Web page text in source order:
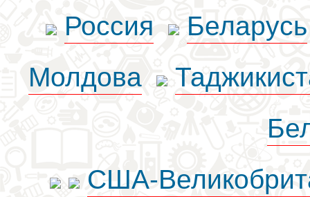
Россия
Беларусь
Молдова
США-